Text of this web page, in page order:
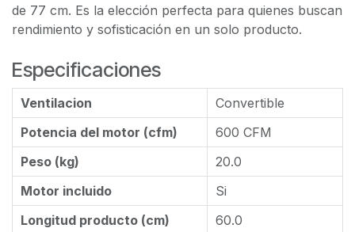
de 77 cm. Es la elección perfecta para quienes buscan
rendimiento y sofisticación en un solo producto.
Especificaciones
Ventilacion
Convertible
Potencia del motor (cfm)
600 CFM
Peso (kg)
20.0
Motor incluido
Si
Longitud producto (cm)
60.0